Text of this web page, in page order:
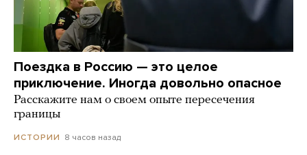
Поездка в Россию — это целое
приключение. Иногда довольно опасное
Расскажите нам о своем опыте пересечения
границы
ИСТОРИИ 8 часов назад